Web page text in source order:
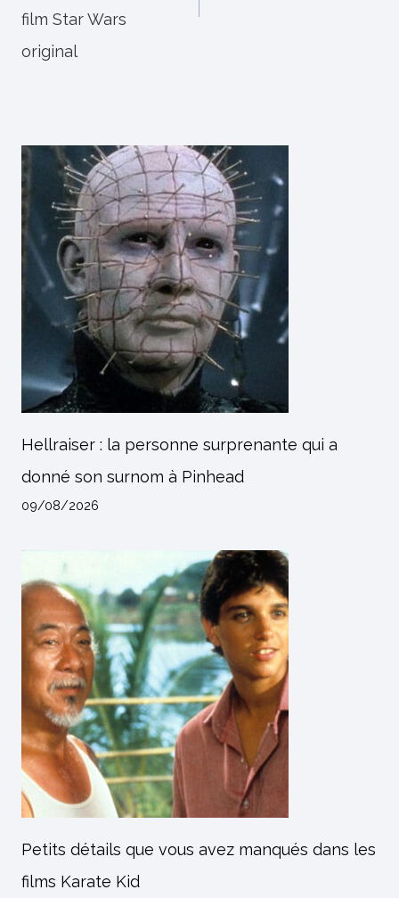
film Star Wars
original
Hellraiser : la personne surprenante qui a
donné son surnom à Pinhead
09/08/2026
Petits détails que vous avez manqués dans les
films Karate Kid